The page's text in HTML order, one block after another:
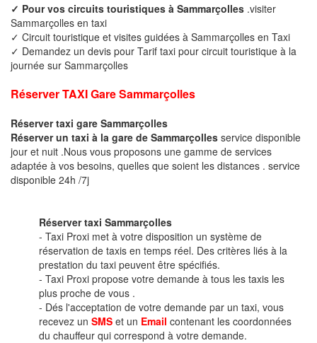
✓ Pour vos circuits touristiques à Sammarçolles .visiter
Sammarçolles en taxi
✓ Circuit touristique et visites guidées à Sammarçolles en Taxi
✓ Demandez un devis pour Tarif taxi pour circuit touristique à la
journée sur Sammarçolles
Réserver TAXI Gare Sammarçolles
Réserver taxi gare Sammarçolles
Réserver un taxi à la gare de Sammarçolles service disponible
jour et nuit .Nous vous proposons une gamme de services
adaptée à vos besoins, quelles que soient les distances . service
disponible 24h /7j
Réserver taxi Sammarçolles
- Taxi Proxi met à votre disposition un système de
réservation de taxis en temps réel. Des critères liés à la
prestation du taxi peuvent être spécifiés.
- Taxi Proxi propose votre demande à tous les taxis les
plus proche de vous .
- Dés l'acceptation de votre demande par un taxi, vous
recevez un SMS et un Email contenant les coordonnées
du chauffeur qui correspond à votre demande.